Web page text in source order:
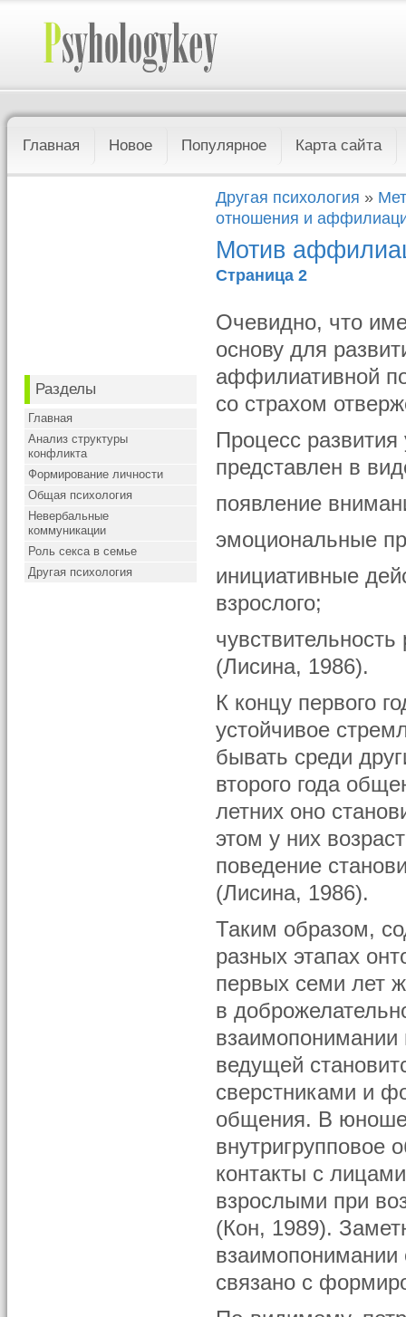
Главная Новое Популярное Карта сайта
Разделы
Главная
Анализ структуры
конфликта
Формирование личности
Общая психология
Невербальные
коммуникации
Роль секса в семье
Другая психология
Другая психология »
отношения и
Мотив
Страница 2
Очевидно, что
основу для
аффилиативной
со страхом
Процесс
представлен в
появление
эмоциональные
инициативные
взрослого;
(Лисина, 1986).
К концу первого
устойчивое
бывать среди
второго года
летних оно
этом у них
поведение
(Лисина, 1986).
Таким образом,
разных этапах
первых семи лет
в
ведущей
сверстниками и
общения. В
внутригрупповое
контакты с
взрослыми при
(Кон, 1989).
взаимопонимании
связано с